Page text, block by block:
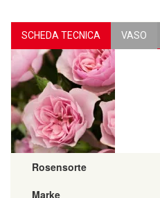
SCHEDA TECNICA VASO
Rosensorte
Marke